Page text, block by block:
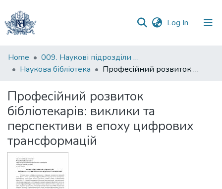
Log In (current)
Communities
&
All of DSpace
Statistics
Home
009. Наукові підрозділи НаУКМА
Наукова бібліотека
Професійний розвиток бібліотекарів: виклики та перспективи в епоху цифрових трансформацій
Професійний розвиток
бібліотекарів: виклики та
перспективи в епоху цифрових
трансформацій